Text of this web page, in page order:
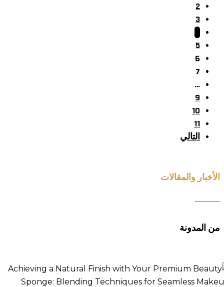
2
3
4
5
6
7
…
9
10
11
التالي
الأخبار والمقالات
من المدونة